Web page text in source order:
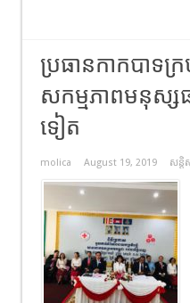
ប្រធានកាកបាទក្រ
សកម្មភាពមនុស្សធ
ទៀត
molica August 19, 2019 សន្តិ